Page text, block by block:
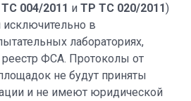
004/2011 и ТР ТС 020/2011)
в
лабораториях,
ФСА. Протоколы от
не будут приняты
и не имеют юридической